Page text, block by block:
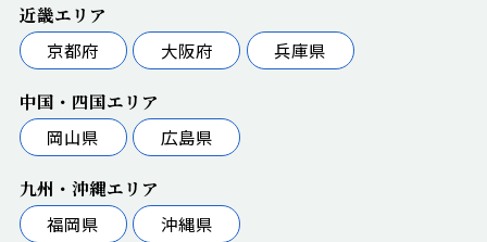
近畿エリア
京都府
大阪府 兵庫県
中国・四国エリア
岡山県
広島県
九州・沖縄エリア
福岡県
沖縄県